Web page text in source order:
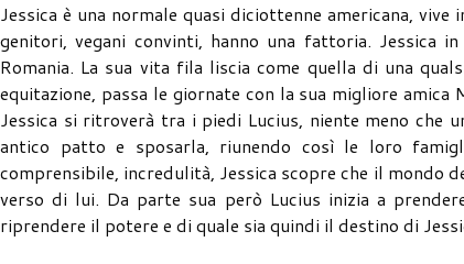
Jessica è una normale quasi diciottenne americana,
genitori, vegani convinti, hanno una fattoria. Jessica
Romania. La sua vita fila liscia come quella di una
equitazione, passa le giornate con la sua migliore
Jessica si ritroverà tra i piedi Lucius, niente meno che
antico patto e sposarla, riunendo così le loro
comprensibile, incredulità, Jessica scopre che il mondo
verso di lui. Da parte sua però Lucius inizia a
riprendere il potere e di quale sia quindi il destino di